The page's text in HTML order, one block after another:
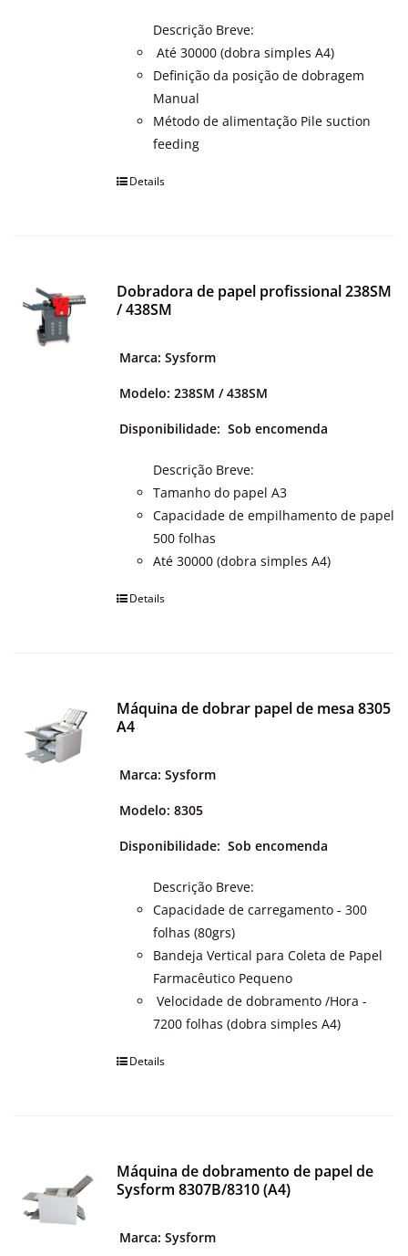
OUTROS PRODUTOS
Descrição Breve:
Até 30000 (dobra simples A4)
Definição da posição de dobragem
Manual
Método de alimentação Pile suction
feeding
Details
Dobradora de papel profissional 238SM
/ 438SM
Marca: Sysform
Modelo: 238SM / 438SM
Disponibilidade: Sob encomenda
Descrição Breve:
Tamanho do papel A3
Capacidade de empilhamento de papel
500 folhas
Até 30000 (dobra simples A4)
Details
Máquina de dobrar papel de mesa 8305
A4
Marca: Sysform
Modelo: 8305
Disponibilidade: Sob encomenda
Descrição Breve:
Capacidade de carregamento - 300
folhas (80grs)
Bandeja Vertical para Coleta de Papel
Farmacêutico Pequeno
Velocidade de dobramento /Hora -
7200 folhas (dobra simples A4)
Details
Máquina de dobramento de papel de
Sysform 8307B/8310 (A4)
Marca: Sysform